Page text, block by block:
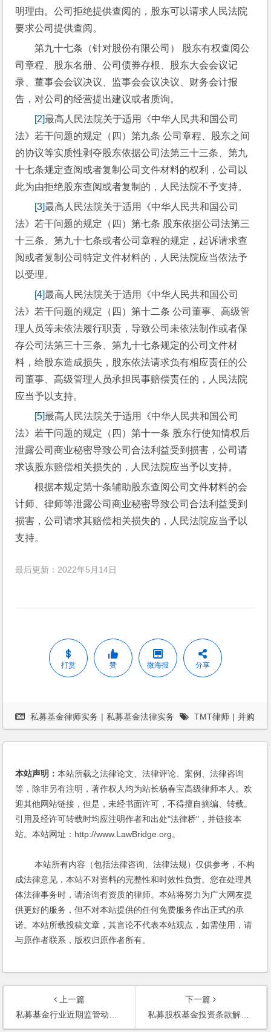
明理由。公司拒绝提供查阅的，股东可以请求人民法院
要求公司提供查阅。
第九十七条（针对股份有限公司） 股东有权查阅公
司章程、股东名册、公司债券存根、股东大会会议记
录、董事会会议决议、监事会会议决议、财务会计报
告，对公司的经营提出建议或者质询。
[2]最高人民法院关于适用《中华人民共和国公司
法》若干问题的规定（四）第九条 公司章程、股东之间
的协议等实质性剥夺股东依据公司法第三十三条、第九
十七条规定查阅或者复制公司文件材料的权利，公司以
此为由拒绝股东查阅或者复制的，人民法院不予支持。
[3]最高人民法院关于适用《中华人民共和国公司
法》若干问题的规定（四）第七条 股东依据公司法第三
十三条、第九十七条或者公司章程的规定，起诉请求查
阅或者复制公司特定文件材料的，人民法院应当依法予
以受理。
[4]最高人民法院关于适用《中华人民共和国公司
法》若干问题的规定（四）第十二条 公司董事、高级管
理人员等未依法履行职责，导致公司未依法制作或者保
存公司法第三十三条、第九十七条规定的公司文件材
料，给股东造成损失，股东依法请求负有相应责任的公
司董事、高级管理人员承担民事赔偿责任的，人民法院
应当予以支持。
[5]最高人民法院关于适用《中华人民共和国公司
法》若干问题的规定（四）第十一条 股东行使知情权后
泄露公司商业秘密导致公司合法利益受到损害，公司请
求该股东赔偿相关损失的，人民法院应当予以支持。
根据本规定第十条辅助股东查阅公司文件材料的会
计师、律师等泄露公司商业秘密导致公司合法利益受到
损害，公司请求其赔偿相关损失的，人民法院应当予以
支持。
最后更新：2022年5月14日
打赏 赞 微海报 分享
私募基金律师实务 | 私募基金法律实务 TMT律师 | 并购
本站声明：本站所载之法律论文、法律评论、案例、法律咨询
等，除非另有注明，著作权人均为站长杨春宝高级律师本人。欢
迎其他网站链接，但是，未经书面许可，不得擅自摘编、转载。
引用及经许可转载时均应注明作者和出处"法律桥"，并链接本
站。本站网址：http://www.LawBridge.org。
本站所有内容（包括法律咨询、法律法规）仅供参考，不构
成法律意见，本站不对资料的完整性和时效性负责。您在处理具
体法律事务时，请洽询有资质的律师。本站将努力为广大网友提
供更好的服务，但不对本站提供的任何免费服务作出正式的承
诺。本站所载投稿文章，其言论不代表本站观点，如需使用，请
与原作者联系，版权归原作者所有。
上一篇
私募基金行业近期监管动态（2018年12月）
下一篇
私募股权基金投资条款解析之二：一票否决权